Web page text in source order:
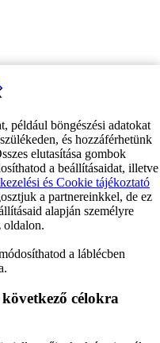
például böngészési adatokat
és hozzáférhetünk
elutasítása gombok
a beállításaidat, illetve
és Cookie tájékoztató
a partnereinkkel, de ez
alapján személyre
oldalon.
a láblécben
célokra